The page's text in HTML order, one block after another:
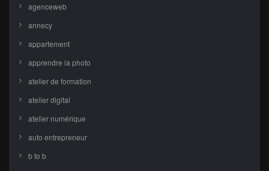
agenceweb
annecy
appartement
apprendre la photo
atelier de formation
atelier digital
atelier numérique
auto entrepreneur
b to b